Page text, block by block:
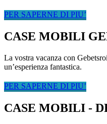
PER SAPERNE DI PIU’
CASE MOBILI
La vostra vacanza con
un’esperienza fantastica.
PER SAPERNE DI PIU’
CASE MOBILI -